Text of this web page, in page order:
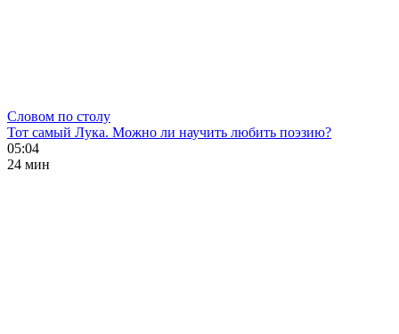
Словом по столу
Тот самый Лука. Можно ли научить любить поэзию?
05:04
24 мин